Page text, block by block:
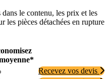
dans le contenu, les prix et les
les pièces détachées en rupture
Recevez vos devis